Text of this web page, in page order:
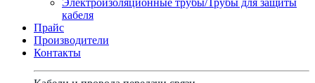
Электроизоляционные трубы/Трубы для защиты
кабеля
Прайс
Производители
Контакты